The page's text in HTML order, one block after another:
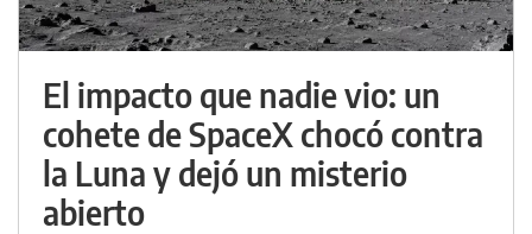
El impacto que nadie vio: un
cohete de SpaceX chocó contra
la Luna y dejó un misterio
abierto